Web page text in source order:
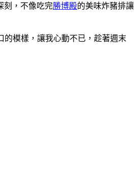
刻，不像吃完勝博殿的美味炸豬排讓
的模樣，讓我心動不已，趁著週末